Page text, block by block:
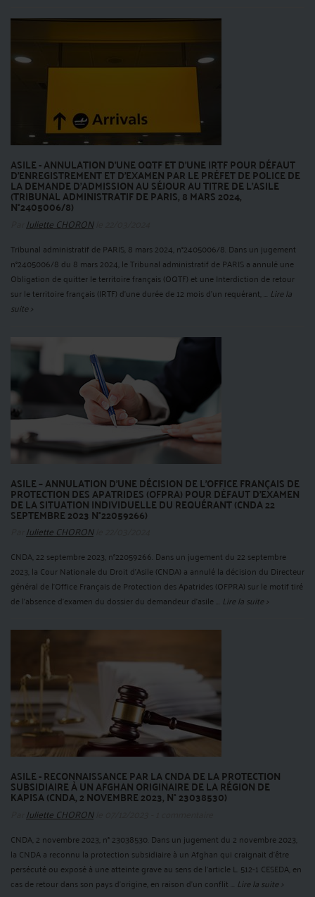
ASILE - ANNULATION D’UNE OQTF ET D’UNE IRTF POUR DÉFAUT
D’ENREGISTREMENT ET D’EXAMEN PAR LE PRÉFET DE POLICE DE
LA DEMANDE D’ADMISSION AU SÉJOUR AU TITRE DE L’ASILE
(TRIBUNAL ADMINISTRATIF DE PARIS, 8 MARS 2024,
N°2405006/8)
Juliette CHORONle 22/03/2024
Tribunal administratif de PARIS, 8 mars 2024, n°2405006/8. Dans un jugement
n°2405006/8 du 8 mars 2024, le Tribunal administratif de PARIS a annulé une
Obligation de quitter le territoire français (OQTF) et une Interdiction de retour
sur le territoire français (IRTF) d’une durée de 12 mois d’un requérant, ... Lire la
suite >
ASILE – ANNULATION D’UNE DÉCISION DE L’OFFICE FRANÇAIS DE
PROTECTION DES APATRIDES (OFPRA) POUR DÉFAUT D’EXAMEN
DE LA SITUATION INDIVIDUELLE DU REQUÉRANT (CNDA 22
SEPTEMBRE 2023 N°22059266)
Juliette CHORONle 22/03/2024
CNDA, 22 septembre 2023, n°22059266. Dans un jugement du 22 septembre
2023, la Cour Nationale du Droit d’Asile (CNDA) a annulé la décision du Directeur
général de l’Office Français de Protection des Apatrides (OFPRA) sur le motif tiré
de l’absence d’examen du dossier du demandeur d’asile ... Lire la suite >
ASILE - RECONNAISSANCE PAR LA CNDA DE LA PROTECTION
SUBSIDIAIRE À UN AFGHAN ORIGINAIRE DE LA RÉGION DE
KAPISA (CNDA, 2 NOVEMBRE 2023, N° 23038530)
Juliette CHORONle 07/12/2023 - 1 commentaire
CNDA, 2 novembre 2023, n° 23038530. Dans un jugement du 2 novembre 2023,
la CNDA a reconnu la protection subsidiaire à un Afghan qui craignait d’être
persécuté ou exposé à une atteinte grave au sens de l’article L. 512-1 CESEDA, en
cas de retour dans son pays d’origine, en raison d’un conflit ... Lire la suite >